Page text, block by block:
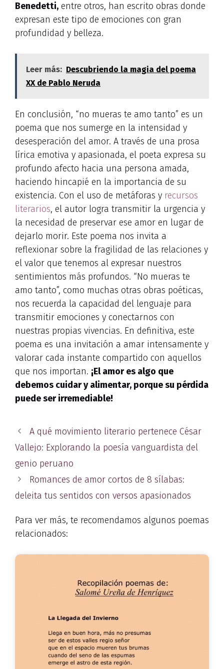
Benedetti, entre otros, han escrito obras donde
expresan este tipo de emociones con gran
profundidad y belleza.
Leer más: Descubriendo la magia del poema
XX de Pablo Neruda
En conclusión, “no mueras te amo tanto” es un
poema que nos sumerge en la intensidad y
desesperación del amor. A través de una prosa
lírica emotiva y apasionada, el poeta expresa su
profundo afecto hacia una persona amada,
haciendo hincapié en la importancia de su
existencia. Con el uso de metáforas y recursos
literarios, el autor logra transmitir la urgencia y
la necesidad de preservar ese amor en lugar de
dejarlo morir. Este poema nos invita a
reflexionar sobre la fragilidad de las relaciones y
el valor que tenemos al expresar nuestros
sentimientos más profundos. “No mueras te
amo tanto”, como muchas otras obras poéticas,
nos recuerda la capacidad del lenguaje para
transmitir emociones y conectarnos con
nuestras propias vivencias. En definitiva, este
poema es una invitación a amar intensamente y
valorar cada instante compartido con aquellos
que nos importan. ¡El amor es algo que
debemos cuidar y alimentar, porque su pérdida
puede ser irremediable!
A qué movimiento literario pertenece César
Vallejo: Explorando la poesía vanguardista del
genio peruano
Romances de amor cortos de 8 sílabas:
deleita tus sentidos con versos apasionados
Para ver más, te recomendamos algunos poemas
relacionados: